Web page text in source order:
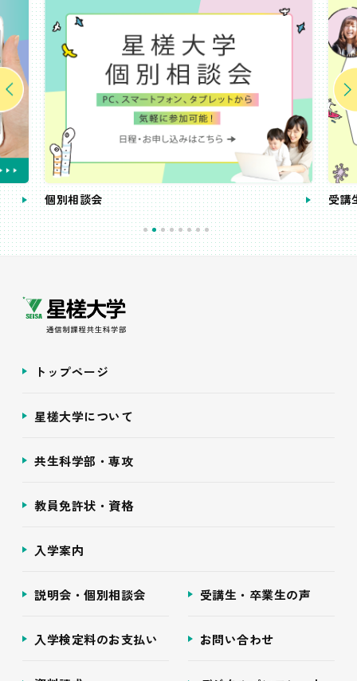
個別相談会 受講
トップページ
星槎大学について
共生科学部・専攻
教員免許状・資格
入学案内
説明会・個別相談会 受講生・卒業生の声
入学検定料のお支払い お問い合わせ